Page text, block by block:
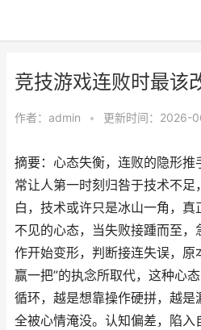
竞技游戏连败时最该
作者： admin • 更新时间：2026-
摘要：心态失衡，连败的隐形推
常让人第一时刻归咎于技术不足
白，技术或许只是冰山一角，
不见的心态，当失败接踵而至
作开始变形，判断接连失误，原
赢一把”的执念所取代，这种心
循环，越是想靠操作硬拼，越
全被心情淹没。认知偏差，陷入